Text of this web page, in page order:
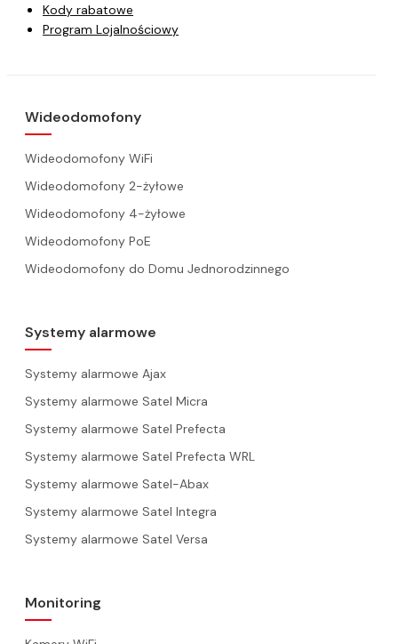
Kody rabatowe
Program Lojalnościowy
Wideodomofony
Wideodomofony WiFi
Wideodomofony 2-żyłowe
Wideodomofony 4-żyłowe
Wideodomofony PoE
Wideodomofony do Domu Jednorodzinnego
Systemy alarmowe
Systemy alarmowe Ajax
Systemy alarmowe Satel Micra
Systemy alarmowe Satel Prefecta
Systemy alarmowe Satel Prefecta WRL
Systemy alarmowe Satel-Abax
Systemy alarmowe Satel Integra
Systemy alarmowe Satel Versa
Monitoring